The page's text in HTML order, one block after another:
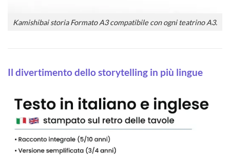
Kamishibai storia Formato A3 compatibile con ogni teatrino A3.
Il divertimento dello storytelling in più lingue